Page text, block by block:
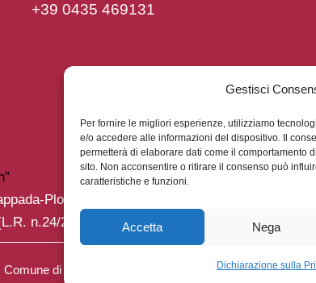
Gestisci
Per fornire le migliori esperienze, utilizziamo
e/o accedere alle informazioni del dispositivo. Il
permetterà di elaborare dati come il comportamento
sito. Non acconsentire o ritirare il consenso può
caratteristiche e funzioni.
Accetta Nega
Dichiarazione sulla
+39 0435 469131
Plodn”.
n.24/2021, art.10, c.14).
Comune di Sappada – Plodn © 2026. All rights reserved.